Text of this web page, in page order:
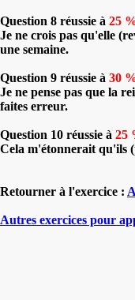
Question 8 réussie à 25
Je ne crois pas qu'elle
une semaine.
Question 9 réussie à 30
Je ne pense pas que la
faites erreur.
Question 10 réussie à 25
Cela m'étonnerait qu'ils
Retourner à l'exercice :
Autres exercices pour